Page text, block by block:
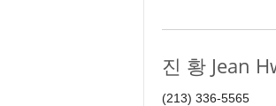
진 황 Jean
(213) 336-5565